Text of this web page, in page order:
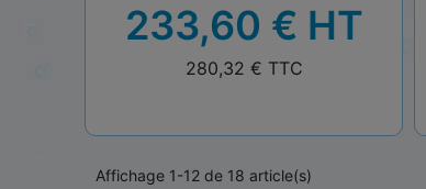
233,60 € HT
280,32 € TTC
Affichage 1-12 de 18 article(s)